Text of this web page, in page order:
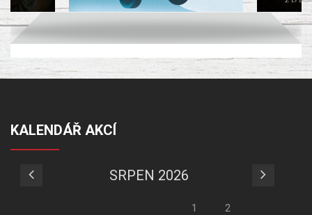
KALENDÁŘ AKCÍ
SRPEN 2026
1 2